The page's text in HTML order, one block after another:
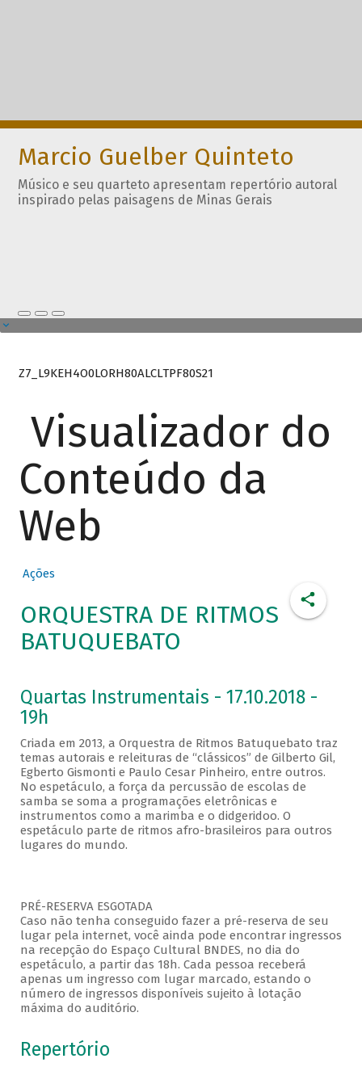
Marcio Guelber Quinteto
Músico e seu quarteto apresentam repertório autoral
inspirado pelas paisagens de Minas Gerais
Z7_L9KEH4O0LORH80ALCLTPF80S21
Visualizador do
Conteúdo da
Web
Ações
ORQUESTRA DE RITMOS
BATUQUEBATO
Quartas Instrumentais - 17.10.2018 -
19h
Criada em 2013, a Orquestra de Ritmos Batuquebato traz
temas autorais e releituras de “clássicos” de Gilberto Gil,
Egberto Gismonti e Paulo Cesar Pinheiro, entre outros.
No espetáculo, a força da percussão de escolas de
samba se soma a programações eletrônicas e
instrumentos como a marimba e o didgeridoo. O
espetáculo parte de ritmos afro-brasileiros para outros
lugares do mundo.
PRÉ-RESERVA ESGOTADA
Caso não tenha conseguido fazer a pré-reserva de seu
lugar pela internet, você ainda pode encontrar ingressos
na recepção do Espaço Cultural BNDES, no dia do
espetáculo, a partir das 18h. Cada pessoa receberá
apenas um ingresso com lugar marcado, estando o
número de ingressos disponíveis sujeito à lotação
máxima do auditório.
Repertório